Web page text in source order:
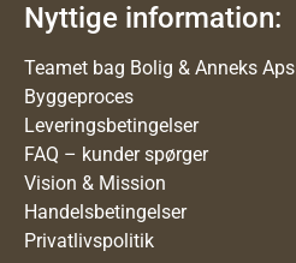
Nyttige information:
Teamet bag Bolig & Anneks Aps
Byggeproces
Leveringsbetingelser
FAQ – kunder spørger
Vision & Mission
Handelsbetingelser
Privatlivspolitik